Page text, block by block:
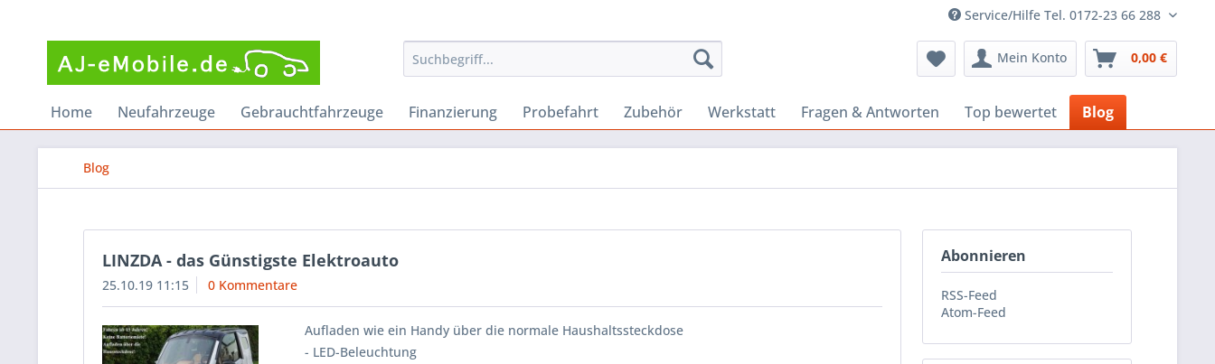
Service/Hilfe Tel. 0172-23 66 288
Mein Konto 0,00 €
Home Neufahrzeuge Gebrauchtfahrzeuge Finanzierung Probefahrt Zubehör Werkstatt Fragen & Antworten Top bewertet Blog
Blog
Abonnieren
RSS-Feed
Atom-Feed
LINZDA - das Günstigste Elektroauto
25.10.19 11:15 0 Kommentare
Aufladen wie ein Handy über die normale Haushaltssteckdose
- LED-Beleuchtung